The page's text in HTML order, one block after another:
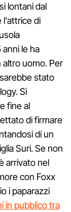
lontani dal
l'attrice di
le ha
altro uomo. Per
stato
Si
fine al
di firmare
di un
Suri. Se non
arrivato nel
con Foxx
i paparazzi
in pubblico tra